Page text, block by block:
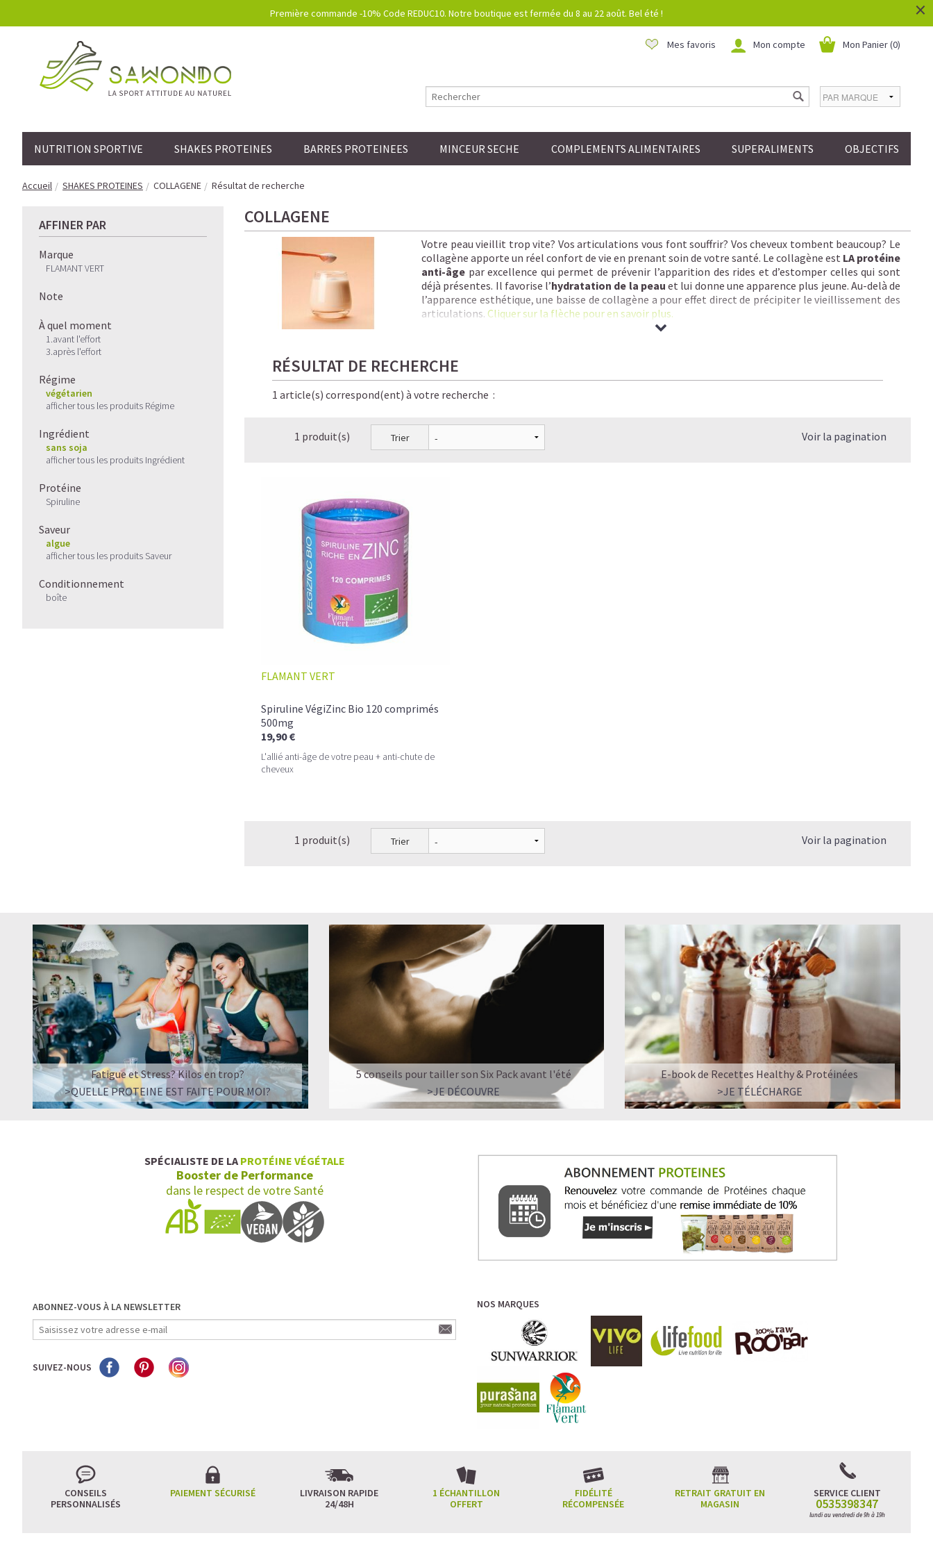
Première commande -10% Code REDUC10. Notre boutique est fermée du 8 au 22 août. Bel été ! ×
Mon Panier (0)
Mon compte
Mes favoris
NUTRITION SPORTIVE SHAKES PROTEINES BARRES PROTEINEES MINCEUR SECHE COMPLEMENTS ALIMENTAIRES SUPERALIMENTS OBJECTIFS
Accueil SHAKES PROTEINES COLLAGENE Résultat de recherche
AFFINER PAR
Marque
FLAMANT VERT
Note
À quel moment
1.avant l'effort
3.après l'effort
Régime
végétarien
afficher tous les produits Régime
Ingrédient
sans soja
afficher tous les produits Ingrédient
Protéine
Spiruline
Saveur
algue
afficher tous les produits Saveur
Conditionnement
boîte
COLLAGENE
Votre peau vieillit trop vite? Vos articulations vous font souffrir? Vos cheveux tombent beaucoup? Le
collagène apporte un réel confort de vie en prenant soin de votre santé. Le collagène est LA protéine
anti-âge par excellence qui permet de prévenir l’apparition des rides et d’estomper celles qui sont
déjà présentes. Il favorise l’hydratation de la peau et lui donne une apparence plus jeune. Au-delà de
l’apparence esthétique, une baisse de collagène a pour effet direct de précipiter le vieillissement des
articulations. Cliquer sur la flèche pour en savoir plus.
En savoir plus sur notrecollagène végétal:
Les bienfaits méconnus du Collagène
Comment consommer du Collagène en poudre?
Le Collagène peut-il faire maigrir?
Quelles sont les associations possibles avec le Collagène pour une meilleure efficacité ?
Quand faut-il prendre du Collagène?
Shake protéiné ou Collagène : comment choisir ?
Nos recettes à base de Collagène végan
RÉSULTAT DE RECHERCHE
1 article(s) correspond(ent) à votre recherche :
1 produit(s) Trier Voir la pagination
FLAMANT VERT
Spiruline VégiZinc Bio 120 comprimés
500mg
19,90 €
L'allié anti-âge de votre peau + anti-chute de
cheveux
1 produit(s) Trier Voir la pagination
Fatigue et Stress? Kilos en trop?
>QUELLE PROTEINE EST FAITE POUR MOI?
5 conseils pour tailler son Six Pack avant l'été
>JE DÉCOUVRE
E-book de Recettes Healthy & Protéinées
>JE TÉLÉCHARGE
SPÉCIALISTE DE LA PROTÉINE VÉGÉTALE
Booster de Performance
dans le respect de votre Santé
ABONNEZ-VOUS À LA NEWSLETTER
SUIVEZ-NOUS
NOS MARQUES
CONSEILS
PERSONNALISÉS
PAIEMENT SÉCURISÉ
LIVRAISON RAPIDE
24/48H
1 ÉCHANTILLON
OFFERT
FIDÉLITÉ
RÉCOMPENSÉE
RETRAIT GRATUIT EN
MAGASIN
SERVICE CLIENT
0535398347
lundi au vendredi de 9h à 19h